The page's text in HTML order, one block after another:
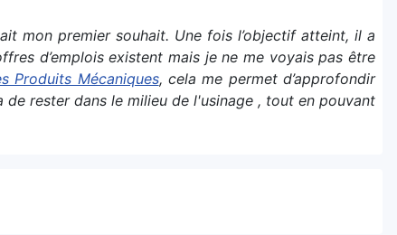
mon premier souhait. Une fois l’objectif atteint, il a
d’emplois existent mais je ne me voyais pas être
Produits Mécaniques, cela me permet d’approfondir
de rester dans le milieu de l'usinage , tout en pouvant